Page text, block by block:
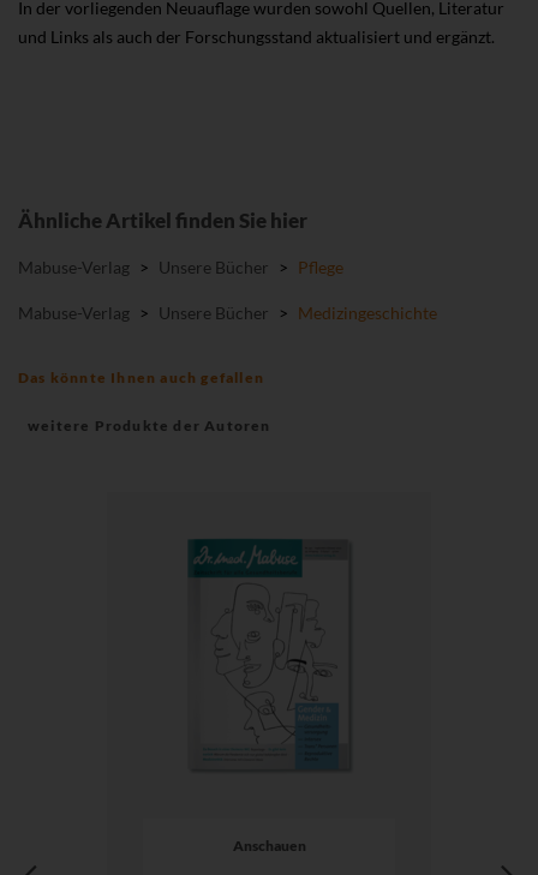
In der vorliegenden Neuauflage wurden sowohl Quellen, Literatur
und Links als auch der Forschungsstand aktualisiert und ergänzt.
Ähnliche Artikel finden Sie hier
Mabuse-Verlag > Unsere Bücher > Pflege
Mabuse-Verlag > Unsere Bücher > Medizingeschichte
Das könnte Ihnen auch gefallen
weitere Produkte der Autoren
Anschauen